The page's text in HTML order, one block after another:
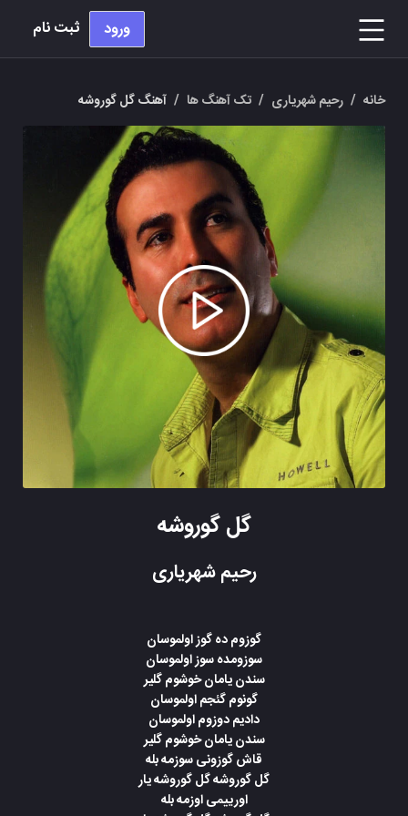
ورود ثبت نام
خانه / رحیم شهریاری / تک آهنگ ها / آهنگ گل گوروشه
گل گوروشه
رحیم شهریاری
گوزوم ده گوز اولموسان
سوزومده سوز اولموسان
سندن یامان خوشوم گلیر
گونوم گئجم اولموسان
دادیم دوزوم اولموسان
سندن یامان خوشوم گلیر
قاش گوزونی سوزمه بله
گل گوروشه گل گوروشه یار
اورییمی اوزمه بله